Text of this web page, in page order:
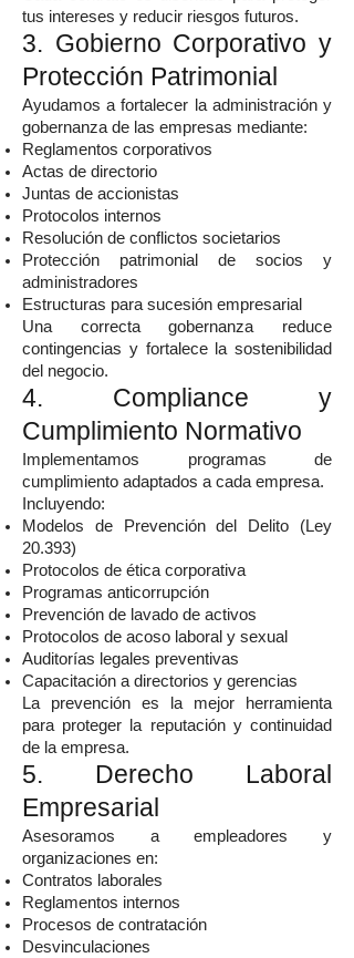
tus intereses y reducir riesgos futuros.
3. Gobierno Corporativo y
Protección Patrimonial
Ayudamos a fortalecer la administración y
gobernanza de las empresas mediante:
Reglamentos corporativos
Actas de directorio
Juntas de accionistas
Protocolos internos
Resolución de conflictos societarios
Protección patrimonial de socios y
administradores
Estructuras para sucesión empresarial
Una correcta gobernanza reduce
contingencias y fortalece la sostenibilidad
del negocio.
4. Compliance y
Cumplimiento Normativo
Implementamos programas de
cumplimiento adaptados a cada empresa.
Incluyendo:
Modelos de Prevención del Delito (Ley
20.393)
Protocolos de ética corporativa
Programas anticorrupción
Prevención de lavado de activos
Protocolos de acoso laboral y sexual
Auditorías legales preventivas
Capacitación a directorios y gerencias
La prevención es la mejor herramienta
para proteger la reputación y continuidad
de la empresa.
5. Derecho Laboral
Empresarial
Asesoramos a empleadores y
organizaciones en:
Contratos laborales
Reglamentos internos
Procesos de contratación
Desvinculaciones